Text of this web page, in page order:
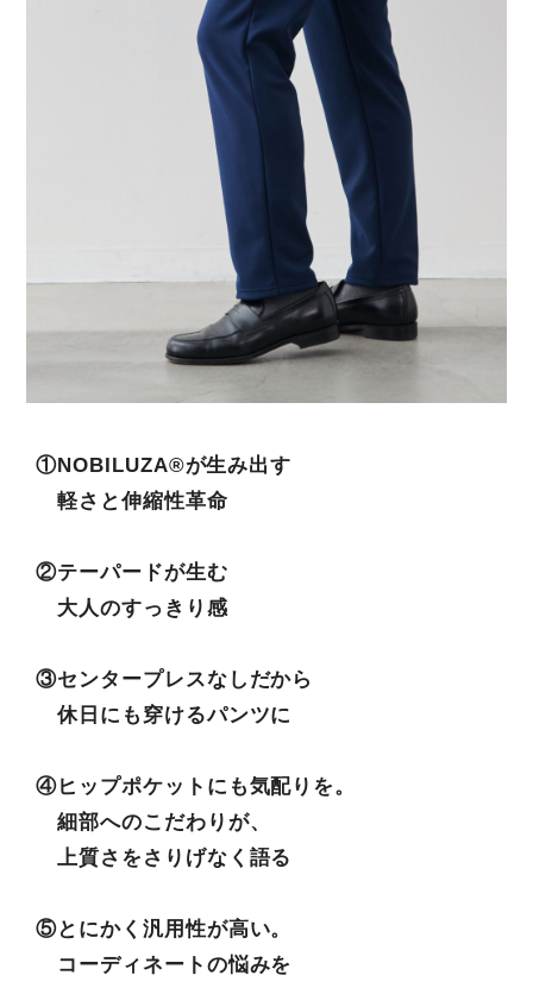
①NOBILUZA®が生み出す
軽さと伸縮性革命
②テーパードが生む
大人のすっきり感
③センタープレスなしだから
休日にも穿けるパンツに
④ヒップポケットにも気配りを。
細部へのこだわりが、
上質さをさりげなく語る
⑤とにかく汎用性が高い。
コーディネートの悩みを